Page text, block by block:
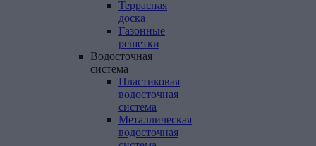
Террасная
доска
Газонные
решетки
Водосточная
система
Пластиковая
водосточная
система
Металлическая
водосточная